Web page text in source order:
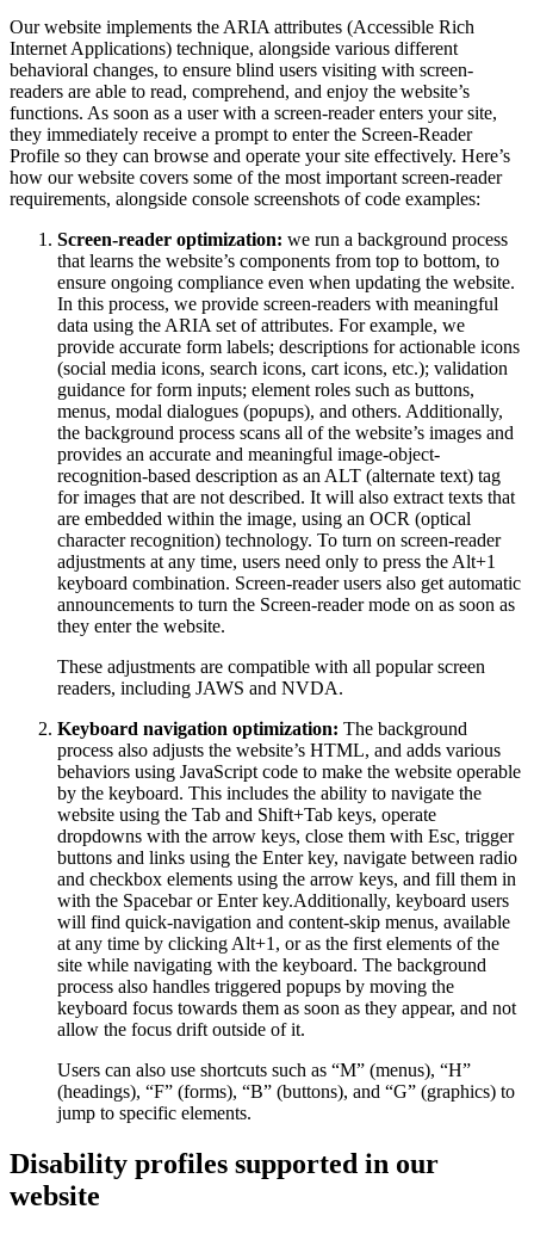
Our website implements the ARIA attributes (Accessible Rich
Internet Applications) technique, alongside various different
behavioral changes, to ensure blind users visiting with screen-
readers are able to read, comprehend, and enjoy the website’s
functions. As soon as a user with a screen-reader enters your site,
they immediately receive a prompt to enter the Screen-Reader
Profile so they can browse and operate your site effectively. Here’s
how our website covers some of the most important screen-reader
requirements, alongside console screenshots of code examples:
Screen-reader optimization: we run a background process
that learns the website’s components from top to bottom, to
ensure ongoing compliance even when updating the website.
In this process, we provide screen-readers with meaningful
data using the ARIA set of attributes. For example, we
provide accurate form labels; descriptions for actionable icons
(social media icons, search icons, cart icons, etc.); validation
guidance for form inputs; element roles such as buttons,
menus, modal dialogues (popups), and others. Additionally,
the background process scans all of the website’s images and
provides an accurate and meaningful image-object-
recognition-based description as an ALT (alternate text) tag
for images that are not described. It will also extract texts that
are embedded within the image, using an OCR (optical
character recognition) technology. To turn on screen-reader
adjustments at any time, users need only to press the Alt+1
keyboard combination. Screen-reader users also get automatic
announcements to turn the Screen-reader mode on as soon as
they enter the website.
These adjustments are compatible with all popular screen
readers, including JAWS and NVDA.
Keyboard navigation optimization: The background
process also adjusts the website’s HTML, and adds various
behaviors using JavaScript code to make the website operable
by the keyboard. This includes the ability to navigate the
website using the Tab and Shift+Tab keys, operate
dropdowns with the arrow keys, close them with Esc, trigger
buttons and links using the Enter key, navigate between radio
and checkbox elements using the arrow keys, and fill them in
with the Spacebar or Enter key.Additionally, keyboard users
will find quick-navigation and content-skip menus, available
at any time by clicking Alt+1, or as the first elements of the
site while navigating with the keyboard. The background
process also handles triggered popups by moving the
keyboard focus towards them as soon as they appear, and not
allow the focus drift outside of it.
Users can also use shortcuts such as “M” (menus), “H”
(headings), “F” (forms), “B” (buttons), and “G” (graphics) to
jump to specific elements.
Disability profiles supported in our
website